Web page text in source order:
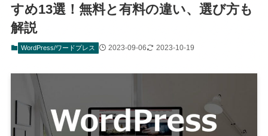
すめ13選！無料と有料の違い、選び方も
解説
WordPress/ワードプレス 2023-09-06 2023-10-19